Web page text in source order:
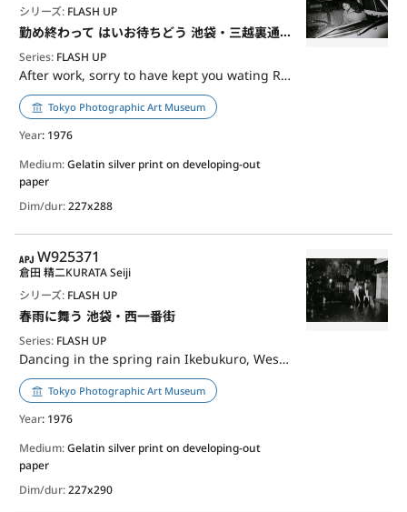
勤め終わって はいお待ちどう 池袋・三越裏通り
シリーズ: FLASH UP
After work, sorry to have kept you wating Rear Mitsukoshi Street
Series: FLASH UP
Tokyo Photographic Art Museum
Year: 1976
Medium:Gelatin silver print on developing-out
paper
Dim/dur:227x288
APJ
W925371
春雨に舞う 池袋・西一番街
シリーズ: FLASH UP
Dancing in the spring rain Ikebukuro, West Ichibangai
Series: FLASH UP
倉田 精二KURATA Seiji
Tokyo Photographic Art Museum
Year: 1976
Medium:Gelatin silver print on developing-out
paper
Dim/dur:227x290